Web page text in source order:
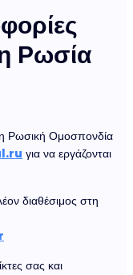
Ρωσία
Ρωσική Ομοσπονδία
για να εργάζονται
διαθέσιμος στη
σας και